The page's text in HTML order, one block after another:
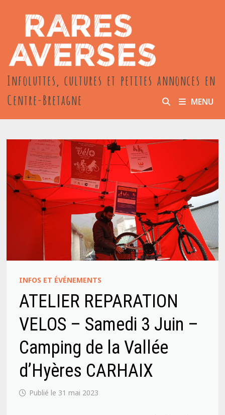
contenu
Infoluttes, cultures et petites annonces en
Centre-Bretagne
MENU
INFOS ET ÉVÉNEMENTS
ATELIER REPARATION
VELOS – Samedi 3 Juin –
Camping de la Vallée
d’Hyères CARHAIX
31 mai 2023